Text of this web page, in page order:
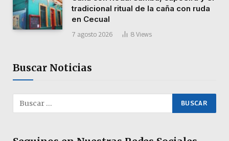
tradicional ritual de la caña con ruda
en Cecual
7 agosto 2026 8 Views
Buscar Noticias